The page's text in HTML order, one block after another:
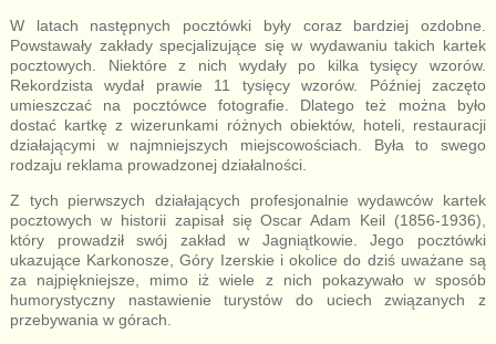
W latach następnych pocztówki były coraz bardziej ozdobne.
Powstawały zakłady specjalizujące się w wydawaniu takich kartek
pocztowych. Niektóre z nich wydały po kilka tysięcy wzorów.
Rekordzista wydał prawie 11 tysięcy wzorów. Później zaczęto
umieszczać na pocztówce fotografie. Dlatego też można było
dostać kartkę z wizerunkami różnych obiektów, hoteli, restauracji
działającymi w najmniejszych miejscowościach. Była to swego
rodzaju reklama prowadzonej działalności.
Z tych pierwszych działających profesjonalnie wydawców kartek
pocztowych w historii zapisał się Oscar Adam Keil (1856-1936),
który prowadził swój zakład w Jagniątkowie. Jego pocztówki
ukazujące Karkonosze, Góry Izerskie i okolice do dziś uważane są
za najpiękniejsze, mimo iż wiele z nich pokazywało w sposób
humorystyczny nastawienie turystów do uciech związanych z
przebywania w górach.